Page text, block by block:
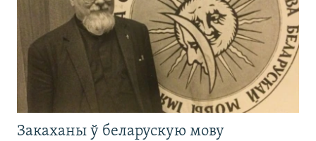
Закаханы ў беларускую мову